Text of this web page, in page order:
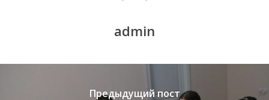
admin
Предыдущий пост